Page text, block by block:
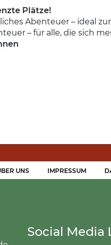
Plätze!
Abenteuer – ideal
– für alle, die sich
UNS IMPRESSUM
Social Media